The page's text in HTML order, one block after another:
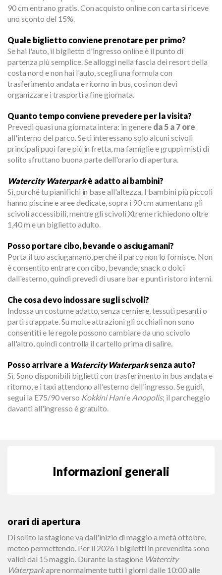
90 cm entrano gratis. Con acquisto online con carta si riceve
uno sconto del 15%.
Quale biglietto conviene prenotare per primo?
Se hai l'auto, il biglietto d'ingresso online è il punto di
partenza più semplice. Se alloggi nella fascia dei resort della
costa nord e non hai l'auto, scegli una formula con
trasferimento andata e ritorno in bus, così non devi
organizzare i trasporti a fine giornata.
Quanto tempo conviene prevedere per la visita?
Prevedi quasi una giornata intera: in genere da 5 a 7 ore
all'interno del parco. Se ti interessano solo alcuni scivoli
principali puoi fare più in fretta, ma famiglie e gruppi misti di
solito sfruttano buona parte dell'orario di apertura.
Watercity Waterparkè adatto ai bambini?
Sì, purché tu pianifichi in base all'altezza. I bambini più piccoli
hanno piscine e aree dedicate, sopra i 90 cm aumentano gli
scivoli accessibili, mentre gli scivoli Xtreme richiedono oltre
1,40 m e un biglietto adulto.
Posso portare cibo, bevande o asciugamani?
Porta il tuo asciugamano, perché il parco non lo fornisce. Non
è consentito entrare con cibo, bevande, snack o dolci
dall'esterno, quindi prevedi di usare bar e punti ristoro interni.
Che cosa devo indossare sugli scivoli?
Indossa un costume adatto, senza cerniere, tessuti pesanti o
parti strappate. Su molte attrazioni gli occhiali non sono
consentiti e le regole possono cambiare da uno scivolo
all'altro, quindi controlla il cartello prima di salire.
Posso arrivare a Watercity Waterparksenza auto?
Sì. Sono disponibili biglietti con trasferimento in bus andata e
ritorno, e i taxi attendono all'esterno dell'ingresso. Se guidi,
segui la E75/90 verso Kokkini Hanie Anopolis; il parcheggio
davanti all'ingresso è gratuito.
Informazioni generali
orari di apertura
Di solito la stagione va dall'inizio di maggio a metà ottobre,
meteo permettendo. Per il 2026 i biglietti in prevendita sono
validi dal 15 maggio. Durante la stagione Watercity
Waterparkapre normalmente tutti i giorni dalle 10:00 alle